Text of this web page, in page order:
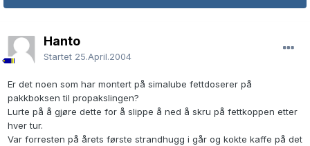
Hanto
Startet 25.April.2004
Er det noen som har montert på simalube fettdoserer på
pakkboksen til propakslingen?
Lurte på å gjøre dette for å slippe å ned å skru på fettkoppen etter
hver tur.
Var forresten på årets første strandhugg i går og kokte kaffe på det